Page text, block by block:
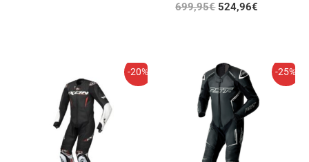
699,95€ 524,96€
-20%
precio
original
era:
639,99€.
precio
es:
-25%
El
precio
original
era:
649,95€.
precio
actual
es: